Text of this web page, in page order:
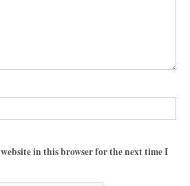
in this browser for the next time I